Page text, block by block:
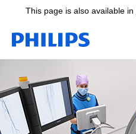
This page is also available in